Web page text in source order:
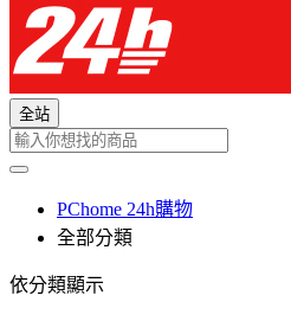
全站
PChome 24h購物
全部分類
依分類顯示